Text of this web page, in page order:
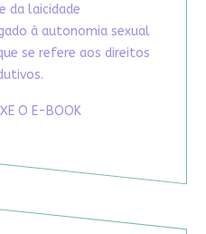
da laicidade
à autonomia sexual
se refere aos direitos
O E-BOOK